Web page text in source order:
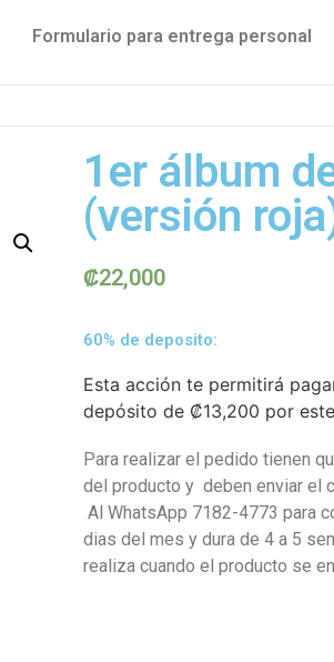
Formulario para entrega personal
1er álbum
(versión
₡22,000
60% de deposito:
Esta acción te permitirá
depósito de ₡13,200 por
Para realizar el pedido tienen
del producto y deben enviar el
Al WhatsApp 7182-4773 para
dias del mes y dura de 4 a 5
realiza cuando el producto se